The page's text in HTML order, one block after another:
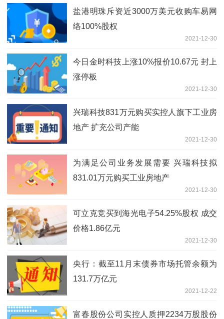
盐港明珠斥资近3000万美元收购车易网
络100%股权
2021-12-30
今日金时科技上涨10%报价10.67元 封上
涨停板
2021-12-30
兴瑞科技831万元购买实控人旗下工业房
地产 扩充公司产能
2021-12-30
为满足公司业务发展需要 兴瑞科技拟
831.01万元购买工业房地产
2021-12-30
可立克竞买到海光电子54.25%股权 成交
价格1.86亿元
2021-12-30
央行：截至11月末债券市场托管余额为
131.7万亿元
2021-12-22
富春股份公司实控人质押2234万股股份